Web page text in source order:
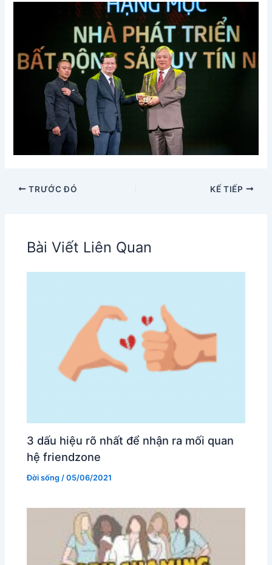
TRƯỚC ĐÓ KẾ TIẾP
Bài Viết Liên Quan
3 dấu hiệu rõ nhất để nhận ra mối quan
hệ friendzone
Đời sống /05/06/2021